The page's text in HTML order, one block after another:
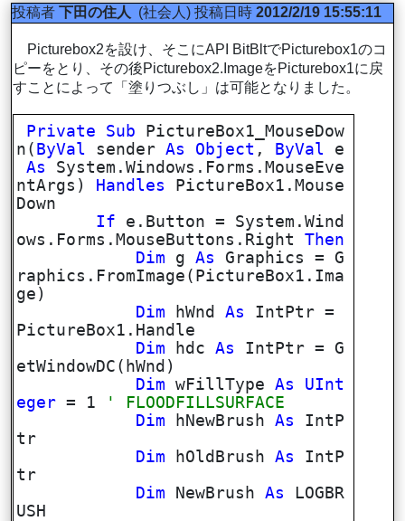
投稿者 下田の住人 (社会人) 投稿日時 2012/2/19 15:55:11
Picturebox2を設け、そこにAPI BitBltでPicturebox1のコ
ピーをとり、その後Picturebox2.ImageをPicturebox1に戻
すことによって「塗りつぶし」は可能となりました。
Private Sub PictureBox1_MouseDow
n( ByVal senderAs Object , ByVal e
As
System.Windows.Forms.MouseEve
ntArgs)
Handles
PictureBox1.Mouse
Down
If e.Button = System.Wind
ows.Forms.MouseButtons.RightThen
Dim gAs
Graphics = G
raphics.FromImage(PictureBox1.Ima
ge)
Dim hWndAs
IntPtr =
PictureBox1.Handle
Dim hdcAs
IntPtr = G
etWindowDC(hWnd)
Dim wFillTypeAs
UInt
eger = 1
' FLOODFILLSURFACE
Dim hNewBrushAs
IntP
tr
Dim hOldBrushAs
IntP
tr
Dim NewBrushAs
LOGBR
USH